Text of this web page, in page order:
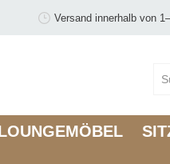
Versand innerhalb von